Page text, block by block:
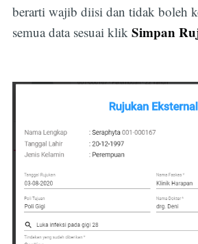
berarti wajib diisi dan tidak boleh
semua data sesuai klik Simpan